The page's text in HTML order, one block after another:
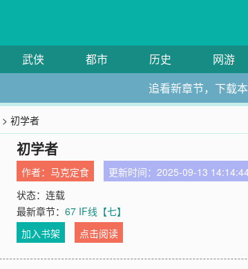
武侠 都市 历史 网游
追看新章节，下载
> 初学者
初学者
作者：马克定食 更新时间：2025-09-13 14:14:44
状态：连载
最新章节：67 IF线【七】
加入书架
点击阅读